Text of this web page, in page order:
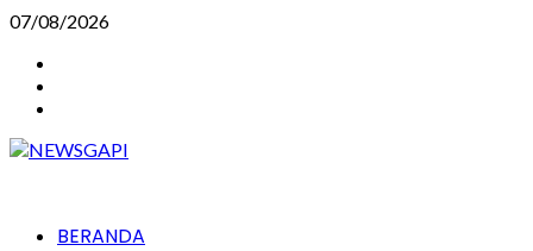
Skip
content
07/08/2026
PrimaryBERANDA